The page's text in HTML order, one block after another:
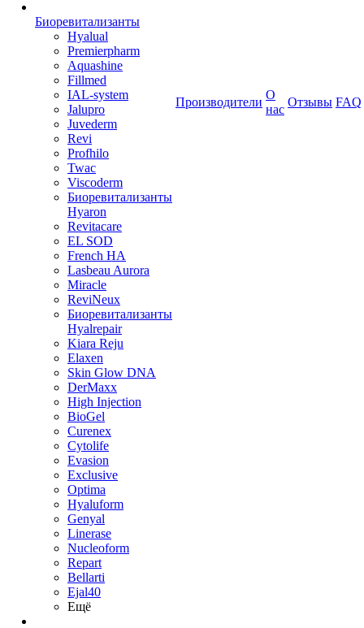
Биоревитализанты
Hyalual
Premierpharm
Aquashine
Fillmed
IAL-system
Jalupro
Juvederm
Revi
Profhilo
Twac
Viscoderm
Биоревитализанты
Hyaron
Revitacare
EL SOD
French HA
Lasbeau Aurora
Miracle
ReviNeux
Биоревитализанты
Hyalrepair
Kiara Reju
Elaxen
Skin Glow DNA
DerMaxx
High Injection
BioGel
Curenex
Cytolife
Evasion
Exclusive
Optima
Hyaluform
Genyal
Linerase
Nucleoform
Repart
Bellarti
Ejal40
Ещё
Производители
О
нас
Отзывы FAQ